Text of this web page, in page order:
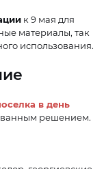
к 9 мая для
материалы, так
использования.
в день
решением.